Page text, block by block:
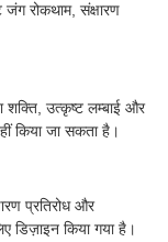
रोकथाम, संक्षारण
शक्ति, उत्कृष्ट लम्बाई और
किया जा सकता है।
प्रतिरोध और
डिज़ाइन किया गया है।